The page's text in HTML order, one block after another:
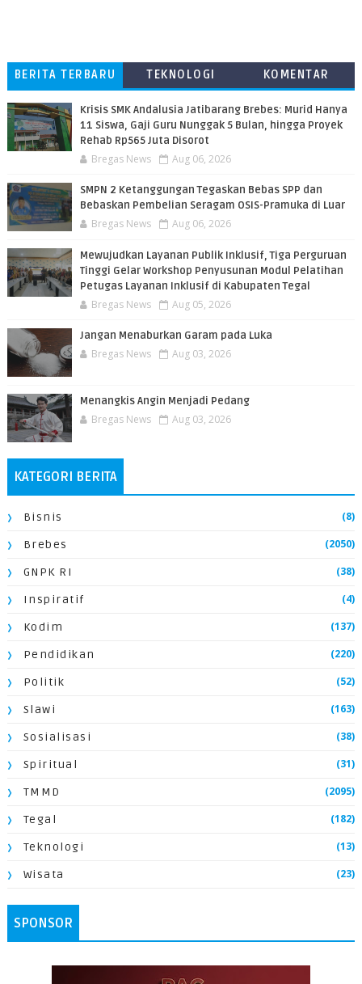
BERITA TERBARU TEKNOLOGI
KOMENTAR
Krisis SMK Andalusia Jatibarang Brebes: Murid Hanya
11 Siswa, Gaji Guru Nunggak 5 Bulan, hingga Proyek
Rehab Rp565 Juta Disorot
Bregas News Aug 06, 2026
SMPN 2 Ketanggungan Tegaskan Bebas SPP dan
Bebaskan Pembelian Seragam OSIS-Pramuka di Luar
Bregas News Aug 06, 2026
​Mewujudkan Layanan Publik Inklusif, Tiga Perguruan
Tinggi Gelar Workshop Penyusunan Modul Pelatihan
Petugas Layanan Inklusif di Kabupaten Tegal
Bregas News Aug 05, 2026
Jangan Menaburkan Garam pada Luka
Bregas News Aug 03, 2026
Menangkis Angin Menjadi Pedang
Bregas News Aug 03, 2026
KATEGORI BERITA
Bisnis (8)
Brebes (2050)
GNPK RI (38)
Inspiratif (4)
Kodim (137)
Pendidikan (220)
Politik (52)
Slawi (163)
Sosialisasi (38)
Spiritual (31)
TMMD (2095)
Tegal (182)
Teknologi (13)
Wisata (23)
SPONSOR